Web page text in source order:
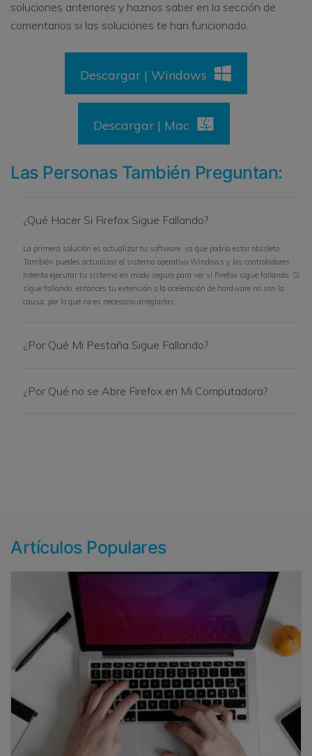
soluciones anteriores y haznos saber en la sección de
comentarios si las soluciones te han funcionado.
Descargar | Windows
Descargar | Mac
Las Personas También Preguntan:
¿Qué Hacer Si Firefox Sigue Fallando?
La primera solución es actualizar tu software, ya que podría estar obsoleto.
También puedes actualizar el sistema operativo Windows y los controladores.
Intenta ejecutar tu sistema en modo seguro para ver si Firefox sigue fallando. Si
sigue fallando, entonces tu extensión o la aceleración de hardware no son la
causa, por lo que no es necesario arreglarlas.
¿Por Qué Mi Pestaña Sigue Fallando?
¿Por Qué no se Abre Firefox en Mi Computadora?
Artículos Populares